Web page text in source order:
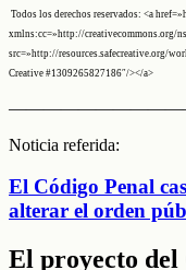
Todos los derechos reservados: <a
xmlns:cc=»http://creativecommons.org/
src=»http://resources.safecreative.org/
Creative #1309265827186″/></a>
Noticia referida:
El Código Penal
alterar el orden
El proyecto